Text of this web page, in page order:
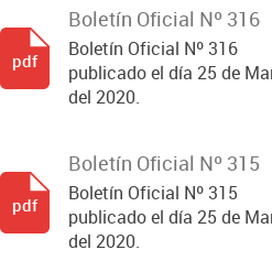
Boletín Oficial Nº 316
Boletín Oficial Nº 316
publicado el día 25 de
del 2020.
pdf
Boletín Oficial Nº 315
Boletín Oficial Nº 315
publicado el día 25 de
del 2020.
pdf